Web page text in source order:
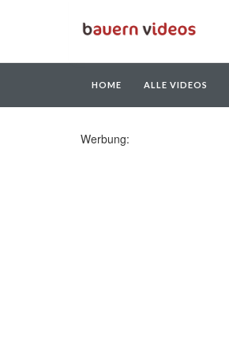
HOME ALLE VIDEOS
Werbung: